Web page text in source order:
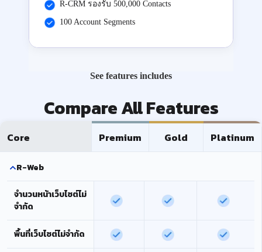
R-CRM รองรับ 500,000 Contacts
100 Account Segments
See features includes
Compare All Features
Core Premium Gold Platinum
R-Web
จำนวนหน้าเว็บไซต์ไม่
จำกัด
พื้นที่เว็บไซต์ไม่จำกัด